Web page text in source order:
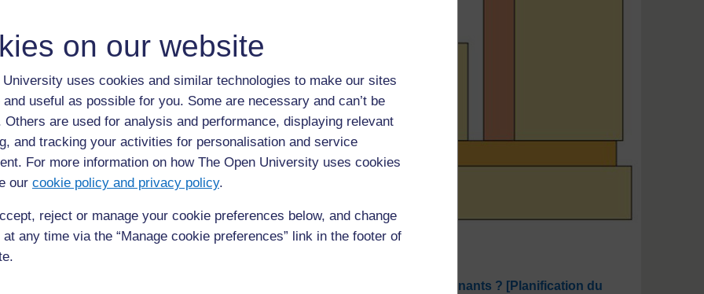
on our website
University uses cookies and similar technologies to make our sites
useful as possible for you. Some are necessary and can’t be
Others are used for analysis and performance, displaying relevant
and tracking your activities for personalisation and service
For more information on how The Open University uses cookies
our cookie policy and privacy policy.
reject or manage your cookie preferences below, and change
any time via the “Manage cookie preferences” link in the footer of
2. Quel est le matériel pédagogique TESSA approprié pour vos enseignants ? [Planification du